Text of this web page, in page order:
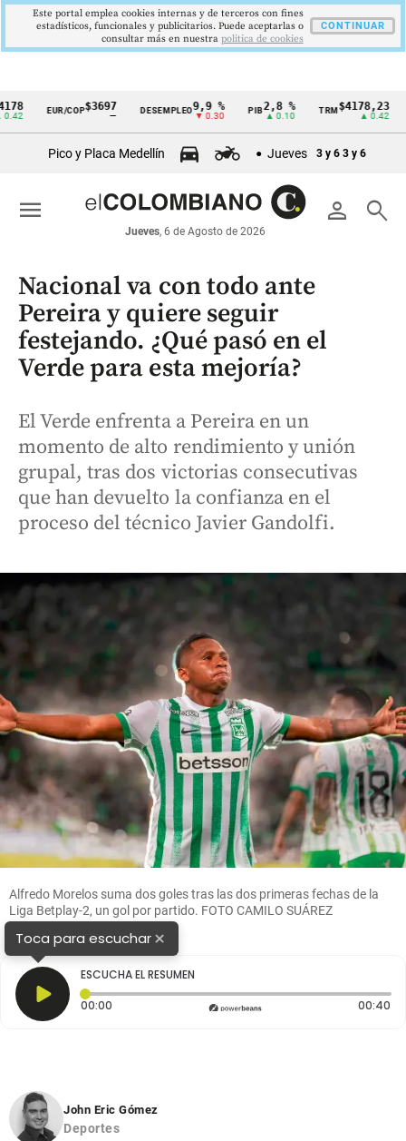
Cintillo
económicos
Colombia
EUR/COP$3697
—
DESEMPLEO9,9 %
▼ 0.30
PIB 2,8 %
▲ 0.10
TRM $4178,23
▲ 0.42
IPC
Pico y Placa Medellín Jueves 3 y 6 3 y 6
person search
Jueves, 6 de Agosto de 2026
menu
Nacional va con todo ante
Pereira y quiere seguir
festejando. ¿Qué pasó en el
Verde para esta mejoría?
El Verde enfrenta a Pereira en un
momento de alto rendimiento y unión
grupal, tras dos victorias consecutivas
que han devuelto la confianza en el
proceso del técnico Javier Gandolfi.
Alfredo Morelos suma dos goles tras las dos primeras fechas de la
Liga Betplay-2, un gol por partido. FOTO CAMILO SUÁREZ
Toca para escuchar×
ESCUCHA EL RESUMEN
00:00 Tiempo transcurrido: 0 segundos 00:40
John Eric Gómez
Deportes
Este portal emplea cookies internas y de terceros con fines
estadísticos, funcionales y publicitarios. Puede aceptarlas o
consultar más en nuestra politica de cookies
CONTINUAR